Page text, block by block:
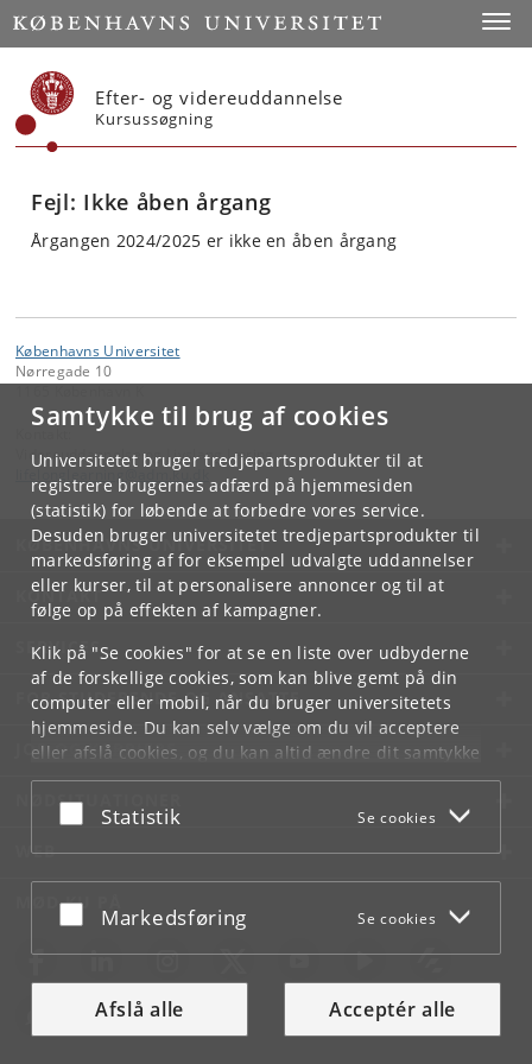
Samtykke til brug af cookies
Universitetet bruger tredjepartsprodukter til at
registrere brugernes adfærd på hjemmesiden
(statistik) for løbende at forbedre vores service.
Desuden bruger universitetet tredjepartsprodukter til
markedsføring af for eksempel udvalgte uddannelser
eller kurser, til at personalisere annoncer og til at
følge op på effekten af kampagner.
Klik på "Se cookies" for at se en liste over udbyderne
af de forskellige cookies, som kan blive gemt på din
computer eller mobil, når du bruger universitetets
hjemmeside. Du kan selv vælge om du vil acceptere
eller afslå cookies, og du kan altid ændre dit samtykke
underCookie- og privatlivspolitiksom du finder i
bunden af hver side.
Acceptér eller afslå
Statistik Se cookies
Acceptér eller afslå
Markedsføring Se cookies
Afslå alle Acceptér alle
Start
Efter- og videreuddannelse
Kursussøgning
Fejl: Ikke åben årgang
Årgangen 2024/2025 er ikke en åben årgang
Københavns Universitet
Nørregade 10
Videreuddannelse og Livslang Læring
.ku
KØBENHAVNS UNIVERSITET
KONTAKT
SERVICES
FOR STUDERENDE OG ANSATTE
JOB OG KARRIERE
NØDSITUATIONER
WEB
MØD KU PÅ